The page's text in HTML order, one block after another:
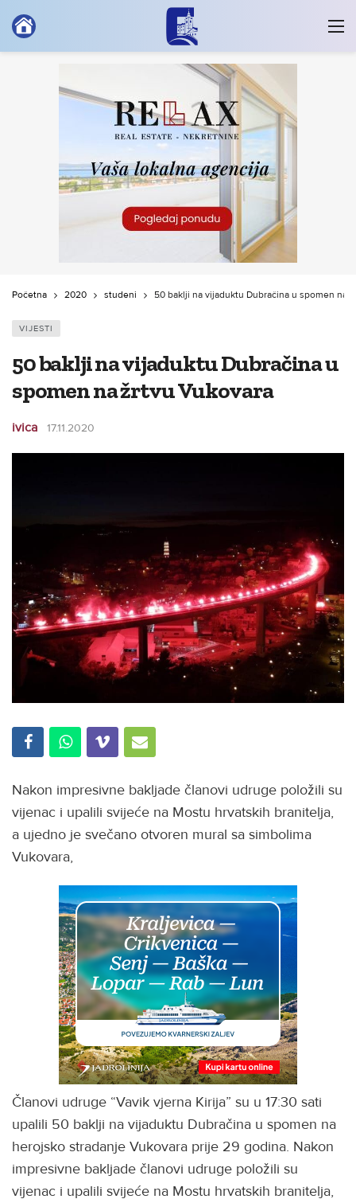
Početna 2020 studeni 50 baklji na vijaduktu Dubračina u spomen na
VIJESTI
50 baklji na vijaduktu Dubračina u
spomen na žrtvu Vukovara
ivica 17.11.2020
Nakon impresivne bakljade članovi udruge položili su
vijenac i upalili svijeće na Mostu hrvatskih branitelja,
a ujedno je svečano otvoren mural sa simbolima
Vukovara,
Članovi udruge “Vavik vjerna Kirija” su u 17:30 sati
upalili 50 baklji na vijaduktu Dubračina u spomen na
herojsko stradanje Vukovara prije 29 godina. Nakon
impresivne bakljade članovi udruge položili su
vijenac i upalili svijeće na Mostu hrvatskih branitelja,